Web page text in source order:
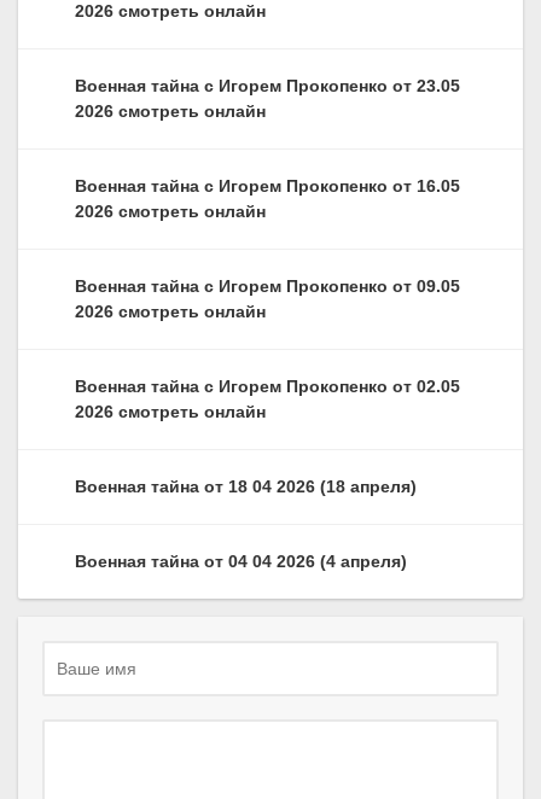
2026 смотреть онлайн
Военная тайна с Игорем Прокопенко от 23.05
2026 смотреть онлайн
Военная тайна с Игорем Прокопенко от 16.05
2026 смотреть онлайн
Военная тайна с Игорем Прокопенко от 09.05
2026 смотреть онлайн
Военная тайна с Игорем Прокопенко от 02.05
2026 смотреть онлайн
Военная тайна от 18 04 2026 (18 апреля)
Военная тайна от 04 04 2026 (4 апреля)